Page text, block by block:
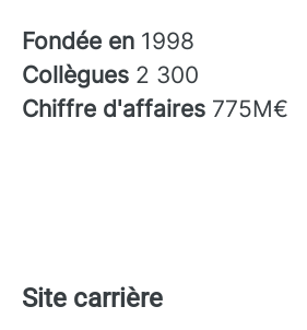
Fondée en 1998
Collègues 2 300
Chiffre d'affaires 775M€
Site carrière